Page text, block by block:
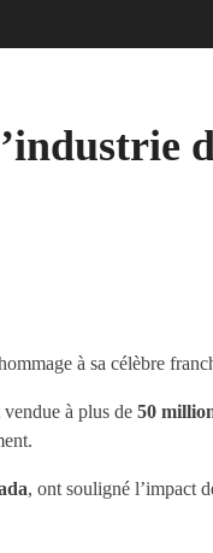
à sa célèbre
vendue à plus de 50
, ont souligné l’impact